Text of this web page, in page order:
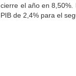
cierre el año en
PIB de 2,4% para el